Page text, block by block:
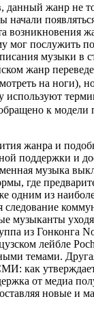
данный жанр не
начали
возникновения
мог послужить
музыки в
жанр
на ноги),
используют
к модели
жанра и
поддержки и
музыка
где
одним из
следование
музыканты
из Гонконга
лейбле
темами.
как
от медиа
новые и